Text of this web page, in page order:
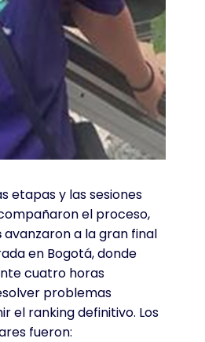
etapas y las sesiones
el proceso,
avanzaron a la gran final
en Bogotá, donde
cuatro horas
problemas
el ranking definitivo. Los
fueron: